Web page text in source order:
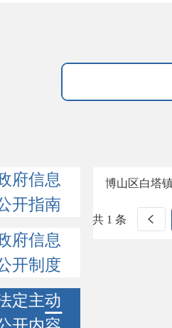
府信息
开指南
府信息
开制度
定主动
博山区白塔
共 1 条